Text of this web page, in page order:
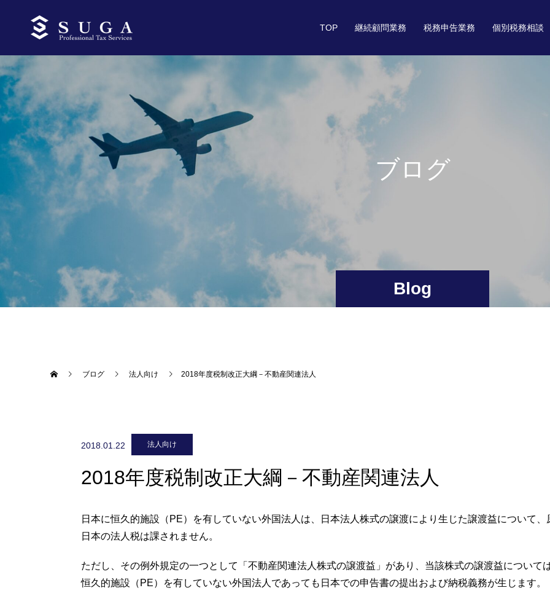
TOP 継続顧問業務 税務申告業務 個別税務相談
Blog
ブログ
ブログ 法人向け 2018年度税制改正大綱－不動産関連法人
2018.01.22 法人向け
2018年度税制改正大綱－不動産関連法人
日本に恒久的施設（PE）を有していない外国法人は、日本法人株式の譲渡により生じた譲渡益について、
日本の法人税は課されません。
ただし、その例外規定の一つとして「不動産関連法人株式の譲渡益」があり、当該株式の譲渡益について
恒久的施設（PE）を有していない外国法人であっても日本での申告書の提出および納税義務が生じます。